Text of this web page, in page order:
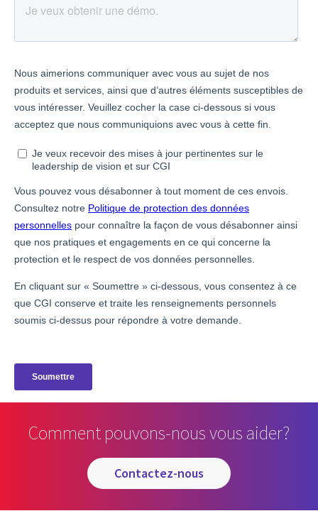
Comment pouvons-nous vous aider?
contactez-nous